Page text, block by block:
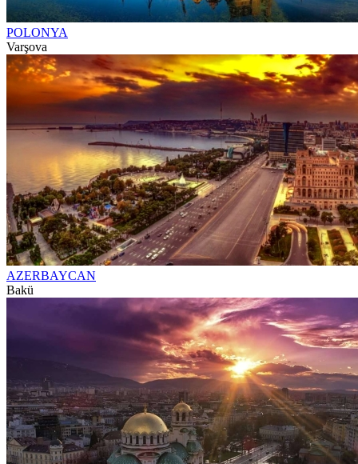
POLONYA
Varşova
AZERBAYCAN
Bakü